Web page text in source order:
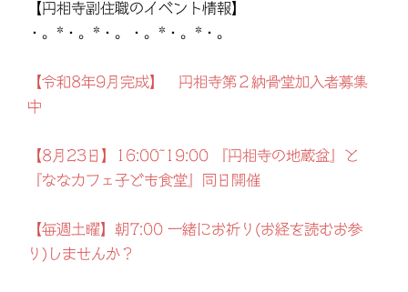
【円相寺副住職のイベント情報】
・。*・。*・。・。*・。*・。
【令和8年9月完成】 円相寺第２納骨堂加入者募集
中
【8月23日】16:00~19:00 『円相寺の地蔵盆』と
『ななカフェ子ども食堂』同日開催
【毎週土曜】朝7:00 一緒にお祈り(お経を読むお参
り)しませんか？